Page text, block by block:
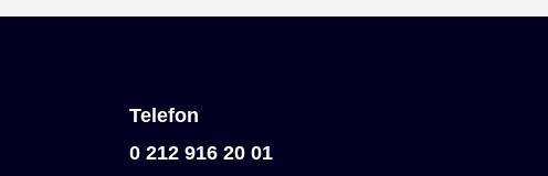
Telefon
0 212 916 20 01